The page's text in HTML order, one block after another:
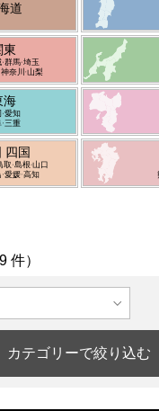
道
東
群馬 埼玉
神奈川 山梨
海
愛知
三重
四国
取 島根 山口
愛媛 高知
品一覧
件）
カテゴリーで絞り込む